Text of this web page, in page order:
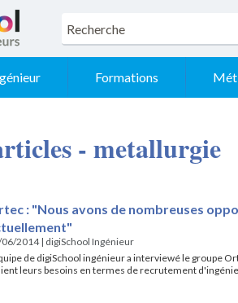
Formations
- metallurgie
: "Nous avons de nombreuses
2014| digiSchool Ingénieur
de digiSchool ingénieur a interviewé le groupe
leurs besoins en termes de recrutement